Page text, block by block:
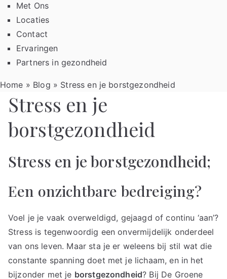
Met Ons
Locaties
Contact
Ervaringen
Partners in gezondheid
Home » Blog » Stress en je borstgezondheid
Stress en je
borstgezondheid
Stress en je borstgezondheid;
Een onzichtbare bedreiging?
Voel je je vaak overweldigd, gejaagd of continu ‘aan’?
Stress is tegenwoordig een onvermijdelijk onderdeel
van ons leven. Maar sta je er weleens bij stil wat die
constante spanning doet met je lichaam, en in het
bijzonder met je borstgezondheid? Bij De Groene